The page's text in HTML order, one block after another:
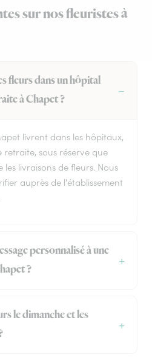
sur nos fleuristes à
fleurs dans un hôpital
à Chapet ?
livrent dans les hôpitaux,
retraite, sous réserve que
livraisons de fleurs. Nous
auprès de l'établissement
personnalisé à une
?
le dimanche et les